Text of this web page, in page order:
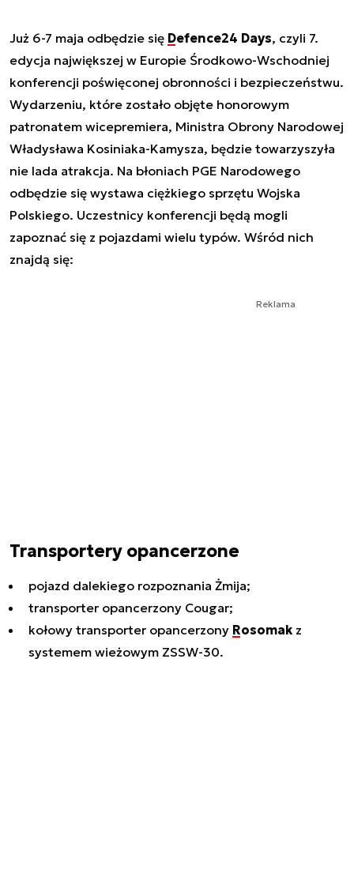
Już 6-7 maja odbędzie się Defence24 Days, czyli 7.
edycja największej w Europie Środkowo-Wschodniej
konferencji poświęconej obronności i bezpieczeństwu.
Wydarzeniu, które zostało objęte honorowym
patronatem wicepremiera, Ministra Obrony Narodowej
Władysława Kosiniaka-Kamysza, będzie towarzyszyła
nie lada atrakcja. Na błoniach PGE Narodowego
odbędzie się wystawa ciężkiego sprzętu Wojska
Polskiego. Uczestnicy konferencji będą mogli
zapoznać się z pojazdami wielu typów. Wśród nich
znajdą się:
Reklama
Transportery opancerzone
pojazd dalekiego rozpoznania Żmija;
transporter opancerzony Cougar;
kołowy transporter opancerzony Rosomak z
systemem wieżowym ZSSW-30.